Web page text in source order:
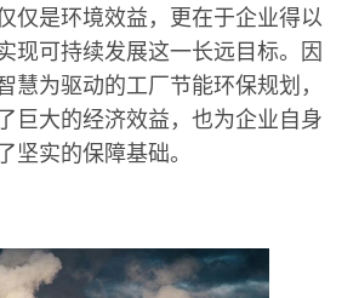
仅是环境效益，更在于企业得以
现可持续发展这一长远目标。因
慧为驱动的工厂节能环保规划，
巨大的经济效益，也为企业自身
坚实的保障基础。